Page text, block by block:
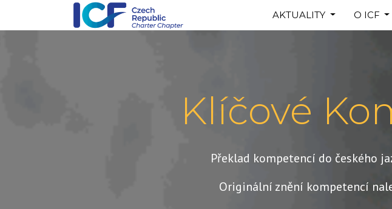
AKTUALITY O ICF
Klíčové
Překlad kompetencí do českého
Originální znění kompetencí